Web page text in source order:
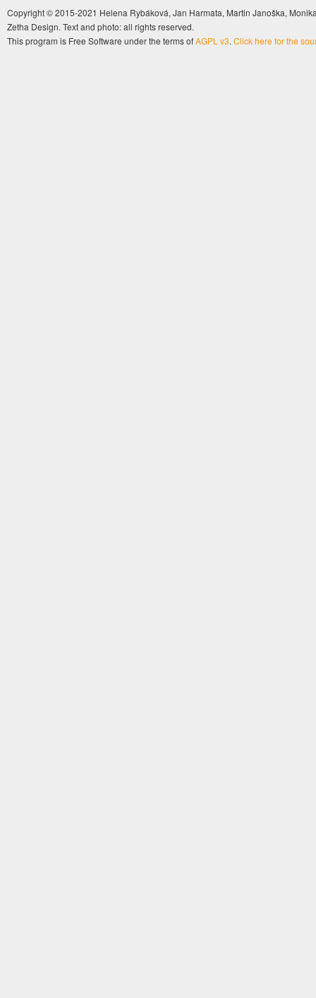
Copyright © 2015-2021 Helena Rybáková, Jan Harmata, Martin Janoška,
Zetha Design. Text and photo: all rights reserved.
This program is Free Software under the terms ofAGPL v3. Click here for the